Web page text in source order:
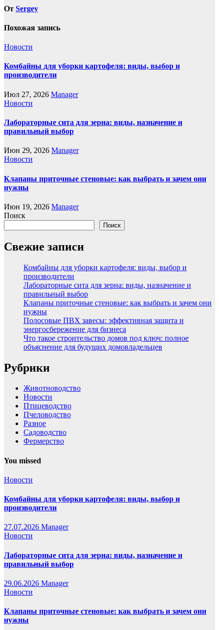
От Sergey
Похожая запись
Новости
Комбайны для уборки картофеля: виды, выбор и
производители
Июл 27, 2026 Manager
Новости
Лабораторные сита для зерна: виды, назначение и
правильный выбор
Июн 29, 2026 Manager
Новости
Клапаны приточные стеновые: как выбрать и зачем они
нужны
Июн 19, 2026 Manager
Поиск
Поиск
Свежие записи
Комбайны для уборки картофеля: виды, выбор и
производители
Лабораторные сита для зерна: виды, назначение и
правильный выбор
Клапаны приточные стеновые: как выбрать и зачем они
нужны
Полосовые ПВХ завесы: эффективная защита и
энергосбережение для бизнеса
Что такое строительство домов под ключ: полное
объяснение для будущих домовладельцев
Рубрики
Животноводство
Новости
Птицеводство
Пчеловодство
Разное
Садоводство
Фермерство
You missed
Новости
Комбайны для уборки картофеля: виды, выбор и
производители
27.07.2026 Manager
Новости
Лабораторные сита для зерна: виды, назначение и
правильный выбор
29.06.2026 Manager
Новости
Клапаны приточные стеновые: как выбрать и зачем они
нужны